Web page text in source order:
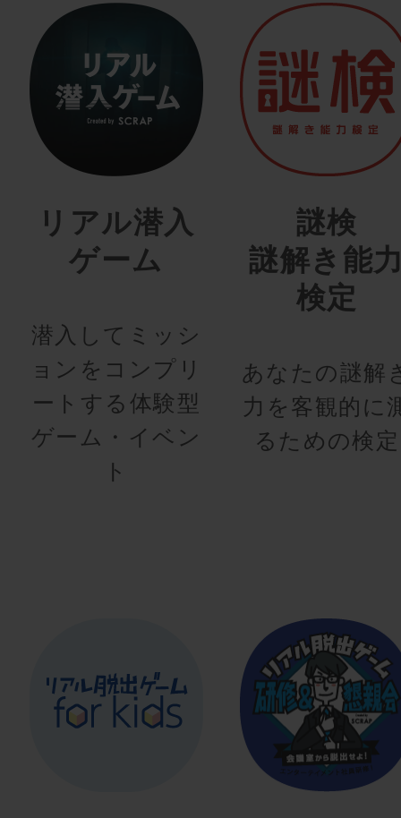
リアル潜入
ゲーム
潜入してミッシ
ョンをコンプリ
ートする体験型
ゲーム・イベン
ト
謎検
謎解き能
検定
あなたの謎解
力を客観的に
るための検定